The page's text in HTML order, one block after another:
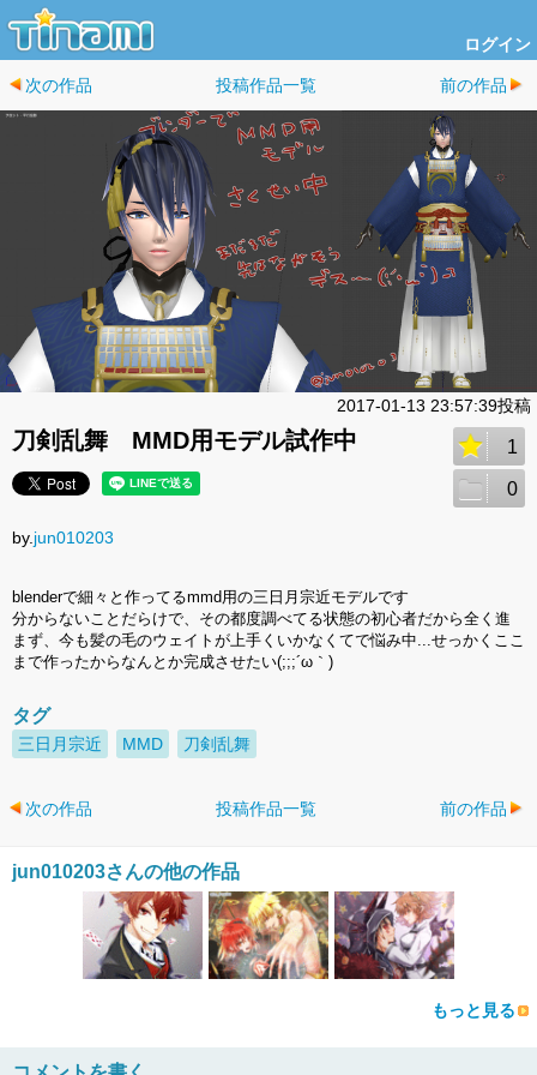
ログイン
次の作品 投稿作品一覧 前の作品
2017-01-13 23:57:39投稿
刀剣乱舞 MMD用モデル試作中 1
0
by. jun010203
blenderで細々と作ってるmmd用の三日月宗近モデルです
分からないことだらけで、その都度調べてる状態の初心者だから全く進
まず、今も髪の毛のウェイトが上手くいかなくてで悩み中...せっかくここ
まで作ったからなんとか完成させたい(;;;´ω｀)
タグ
三日月宗近 MMD 刀剣乱舞
次の作品 投稿作品一覧 前の作品
jun010203さんの他の作品
もっと見る